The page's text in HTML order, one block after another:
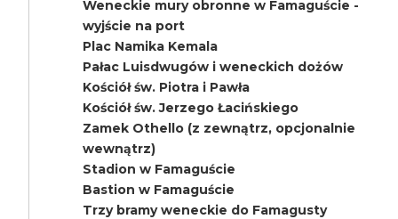
Weneckie mury obronne w Famaguście -
wyjście na port
Plac Namika Kemala
Pałac Luisdwugów i weneckich dożów
Kościół św. Piotra i Pawła
Kościół św. Jerzego Łacińskiego
Zamek Othello (z zewnątrz, opcjonalnie
wewnątrz)
Stadion w Famaguście
Bastion w Famaguście
Trzy bramy weneckie do Famagusty